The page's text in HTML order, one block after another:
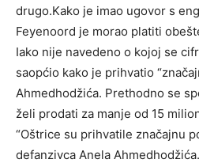
drugo.Kako je imao ugovor s
Feyenoord je morao platiti
Iako nije navedeno o kojoj se
saopćio kako je prihvatio
Ahmedhodžića. Prethodno se
želi prodati za manje od 15
“Oštrice su prihvatile značajnu
defanzivca Anela